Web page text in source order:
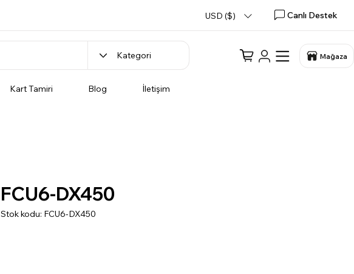
USD ($) Canlı Destek
Mağaza
Kart Tamiri Blog İletişim
FCU6-DX450
Stok kodu: FCU6-DX450